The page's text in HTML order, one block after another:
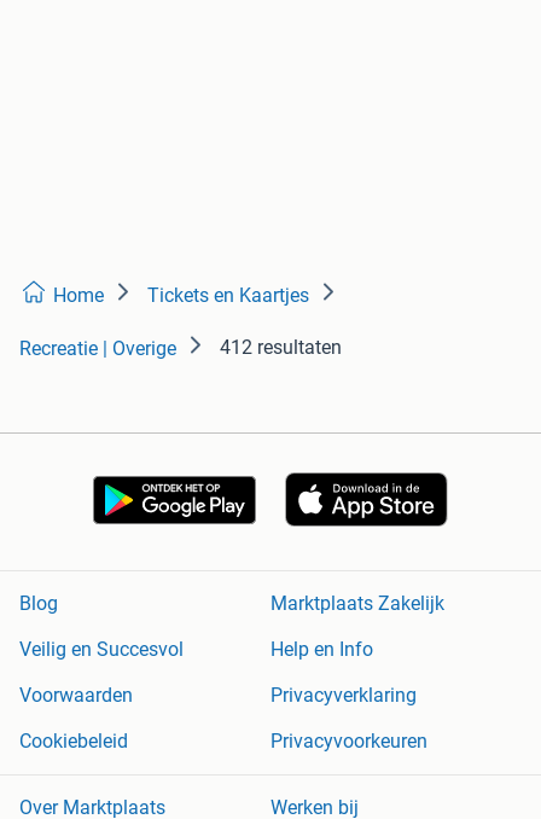
Home Tickets en Kaartjes
Recreatie | Overige 412 resultaten
Blog
Marktplaats Zakelijk
Veilig en Succesvol
Help en Info
Voorwaarden
Privacyverklaring
Cookiebeleid
Privacyvoorkeuren
Over Marktplaats Werken bij